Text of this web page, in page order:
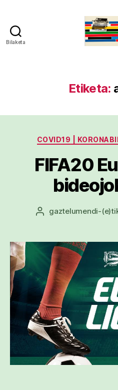
Bilaketa
Etiketa:
COVID19 |
FIFA20
Argitalpenaren
gaztelumendi-